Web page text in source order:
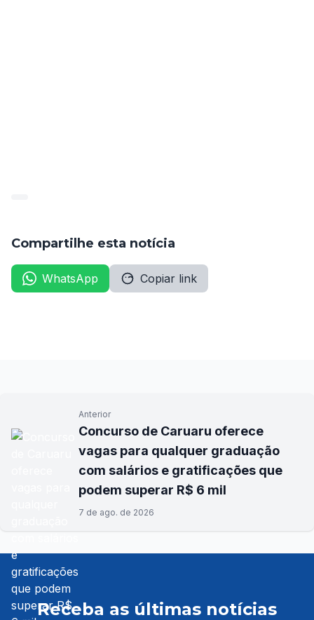
Compartilhe esta notícia
WhatsApp Copiar link
Anterior
Concurso de Caruaru oferece
vagas para qualquer graduação
com salários e gratificações que
podem superar R$ 6 mil
7 de ago. de 2026
Receba as últimas notícias